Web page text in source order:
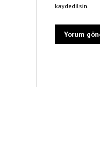
kaydedilsin.